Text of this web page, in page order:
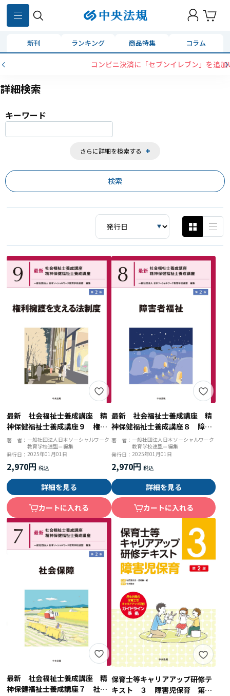
新刊 ランキング 商品特集 コラム
コンビニ決済に「セブンイレブン」を追加いたしました
詳細検索
キーワード
さらに詳細を検索する
859
最新 社会福祉士養成講座 精
神保健福祉士養成講座９ 権利
擁護を支える法制度 第２版
著 者： 一般社団法人日本ソーシャルワーク
教育学校連盟＝編集
発行日：2025年01月01日
2,970円
詳細を見る
カートに入れる
最新 社会福祉士養成講座 精
神保健福祉士養成講座８ 障害
者福祉 第２版
著 者： 一般社団法人日本ソーシャルワーク
教育学校連盟＝編集
発行日： 2025年01月01日
2,970円
詳細を見る
カートに入れる
最新 社会福祉士養成講座 精
神保健福祉士養成講座７ 社会
保育士等キャリアアップ研修テ
キスト ３ 障害児保育 第２